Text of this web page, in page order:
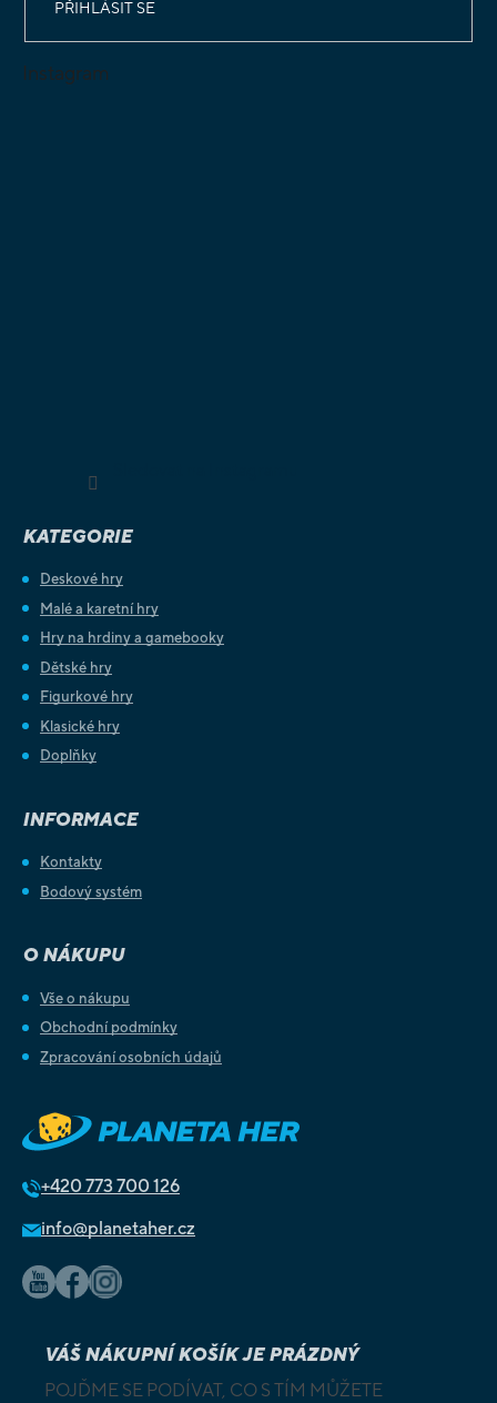
PŘIHLÁSIT SE
Instagram
KATEGORIE
Deskové hry
Malé a karetní hry
Hry na hrdiny a gamebooky
Dětské hry
Figurkové hry
Klasické hry
Doplňky
INFORMACE
Kontakty
Bodový systém
O NÁKUPU
Vše o nákupu
Obchodní podmínky
Zpracování osobních údajů
+420 773 700 126
info@planetaher.cz
VÁŠ NÁKUPNÍ KOŠÍK JE PRÁZDNÝ
POJĎME SE PODÍVAT, CO S TÍM MŮŽETE